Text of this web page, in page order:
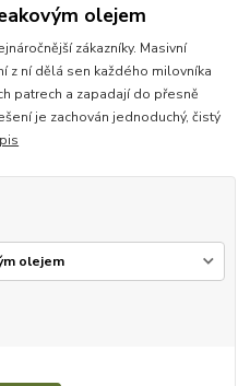
olejem
zákazníky. Masivní
z ní dělá sen každého milovníka
patrech a zapadají do přesně
je zachován jednoduchý, čistý